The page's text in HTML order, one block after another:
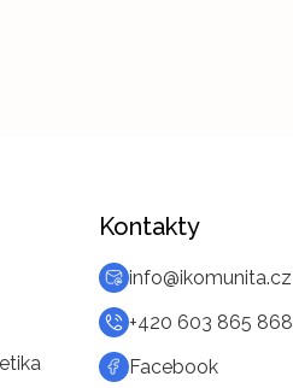
Kontakty
info@ikomunita.cz
+420 603 865 868
Facebook